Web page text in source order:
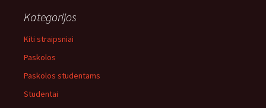
Kategorijos
Kiti straipsniai
Paskolos
Paskolos studentams
Studentai